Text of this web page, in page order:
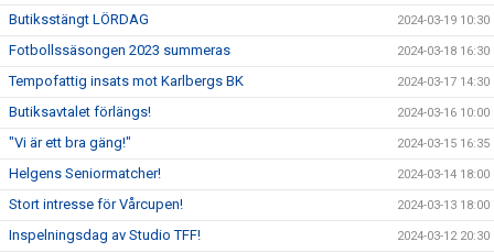
Butiksstängt LÖRDAG 2024-03-19 10:30
Fotbollssäsongen 2023 summeras 2024-03-18 16:30
Tempofattig insats mot Karlbergs BK 2024-03-17 14:30
Butiksavtalet förlängs! 2024-03-16 10:00
"Vi är ett bra gäng!" 2024-03-15 16:35
Helgens Seniormatcher! 2024-03-14 18:00
Stort intresse för Vårcupen! 2024-03-13 18:00
Inspelningsdag av Studio TFF! 2024-03-12 20:30